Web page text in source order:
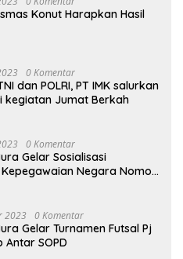
Konut Harapkan Hasil
0 Komentar
dan POLRI, PT IMK salurkan
kegiatan Jumat Berkah
0 Komentar
Gelar Sosialisasi
Negara Nomor
2023 0 Komentar
Gelar Turnamen Futsal Pj
Antar SOPD